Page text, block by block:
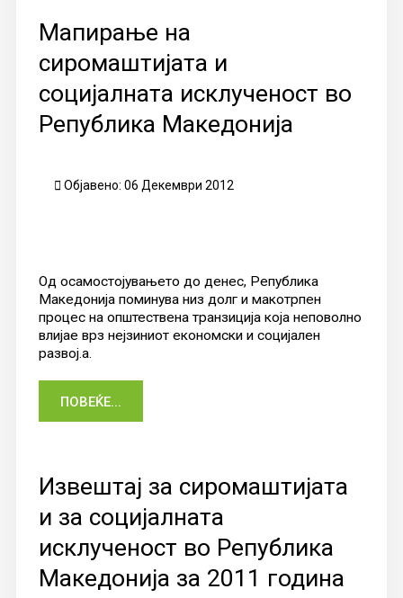
Мапирање на
сиромаштијата и
социјалната исклученост во
Република Македонија
Објавено: 06 Декември 2012
Од осамостојувањето до денес, Република
Македонија поминува низ долг и макотрпен
процес на општествена транзиција која неповолно
влијае врз нејзиниот економски и социјален
развој.а.
ПОВЕЌЕ...
Извештај за сиромаштијата
и за социјалната
исклученост во Република
Македонија за 2011 година